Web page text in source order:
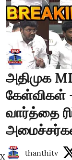
அதிமுக
கேள்விகள்
வார்த்தை
thanthitv
X